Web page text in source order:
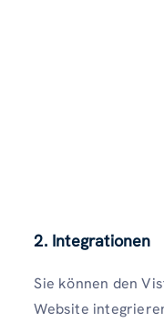
2. Integrationen
Sie können den
Website